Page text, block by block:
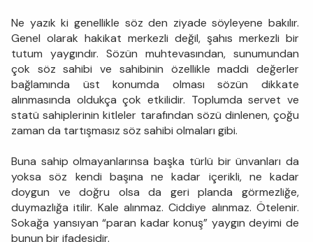
Ne yazık ki genellikle söz den ziyade söyleyene bakılır.
Genel olarak hakikat merkezli değil, şahıs merkezli bir
tutum yaygındır. Sözün muhtevasından, sunumundan
çok söz sahibi ve sahibinin özellikle maddi değerler
bağlamında üst konumda olması sözün dikkate
alınmasında oldukça çok etkilidir. Toplumda servet ve
statü sahiplerinin kitleler tarafından sözü dinlenen, çoğu
zaman da tartışmasız söz sahibi olmaları gibi.
Buna sahip olmayanlarınsa başka türlü bir ünvanları da
yoksa söz kendi başına ne kadar içerikli, ne kadar
doygun ve doğru olsa da geri planda görmezliğe,
duymazlığa itilir. Kale alınmaz. Ciddiye alınmaz. Ötelenir.
Sokağa yansıyan “paran kadar konuş” yaygın deyimi de
bunun bir ifadesidir.